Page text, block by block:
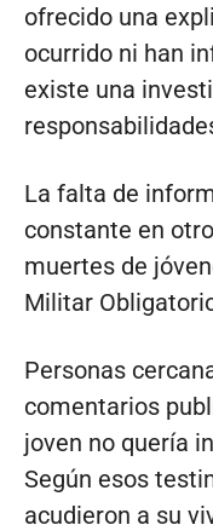
ofrecido una
ocurrido ni han
existe una
La falta de
constante en
muertes de
Militar
Personas
comentarios
joven no quería
Según esos
acudieron a su